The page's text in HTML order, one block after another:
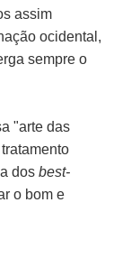
assim
ocidental,
sempre o
"arte das
dosbest-
o bom e